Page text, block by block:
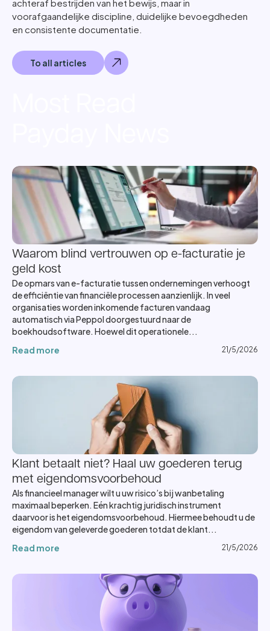
achteraf bestrijden van het bewijs, maar in
voorafgaandelijke discipline, duidelijke bevoegdheden
en consistente documentatie.
To all articles
Waarom blind vertrouwen op e-facturatie je
geld kost
De opmars van e-facturatie tussen ondernemingen verhoogt
de efficiëntie van financiële processen aanzienlijk. In veel
organisaties worden inkomende facturen vandaag
automatisch via Peppol doorgestuurd naar de
boekhoudsoftware. Hoewel dit operationele...
Read more
21/5/2026
Klant betaalt niet? Haal uw goederen terug
met eigendomsvoorbehoud
Als financieel manager wilt u uw risico’s bij wanbetaling
maximaal beperken. Eén krachtig juridisch instrument
daarvoor is het eigendomsvoorbehoud. Hiermee behoudt u de
eigendom van geleverde goederen totdat de klant...
Read more
21/5/2026